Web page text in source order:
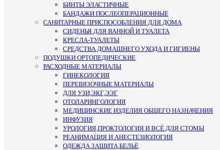
БИНТЫ ЭЛАСТИЧНЫЕ
БАНДАЖИ ПОСЛЕОПЕРАЦИОННЫЕ
САНИТАРНЫЕ ПРИСПОСОБЛЕНИЯ ДЛЯ ДОМА
СИДЕНЬЯ ДЛЯ ВАННОЙ И ТУАЛЕТА
КРЕСЛА-ТУАЛЕТЫ
СРЕДСТВА ДОМАШНЕГО УХОДА И ГИГИЕНЫ
ПОДУШКИ ОРТОПЕДИЧЕСКИЕ
РАСХОДНЫЕ МАТЕРИАЛЫ
ГИНЕКОЛОГИЯ
ПЕРЕВЯЗОЧНЫЕ МАТЕРИАЛЫ
ДЛЯ УЗИ,ЭКГ,ЭЭГ
ОТОЛАРИНГОЛОГИЯ
МЕДИЦИНСКИЕ ИЗДЕЛИЯ ОБЩЕГО НАЗНАЧЕНИЯ
ИНФУЗИЯ
УРОЛОГИЯ,ПРОКТОЛОГИЯ И ВСЁ ДЛЯ СТОМЫ
РЕАНИМАЦИЯ И АНЕСТЕЗИОЛОГИЯ
ОДЕЖДА,ЗАЩИТА,БЕЛЬЁ